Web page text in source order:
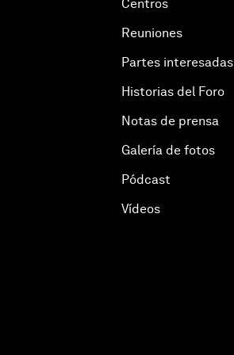
Centros
Reuniones
Partes interesadas
Historias del Foro
Notas de prensa
Galería de fotos
Pódcast
Vídeos